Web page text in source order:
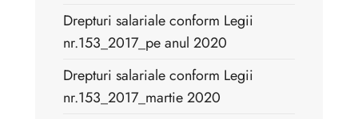
Drepturi salariale conform Legii
nr.153_2017_pe anul 2020
Drepturi salariale conform Legii
nr.153_2017_martie 2020